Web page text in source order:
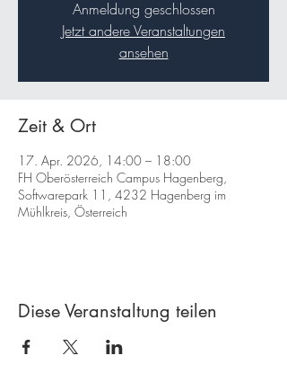
Anmeldung geschlossen
Jetzt andere Veranstaltungen
ansehen
Zeit & Ort
17. Apr. 2026, 14:00 – 18:00
FH Oberösterreich Campus Hagenberg,
Softwarepark 11, 4232 Hagenberg im
Mühlkreis, Österreich
Diese Veranstaltung teilen